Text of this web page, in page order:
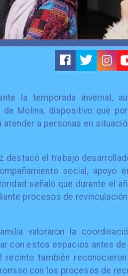
la temporada invernal,
Molina, dispositivo que
a personas en
destacó el trabajo
social, apoyo
señaló que durante el
procesos de
valoraron la
con estos espacios antes de
también
con los procesos de